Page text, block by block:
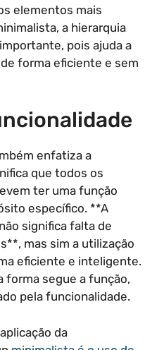
elementos mais
a hierarquia
pois ajuda a
forma eficiente e sem
enfatiza a
que todos os
ter uma função
específico. **A
significa falta de
mas sim a utilização
eficiente e inteligente.
forma segue a função,
pela funcionalidade.
da